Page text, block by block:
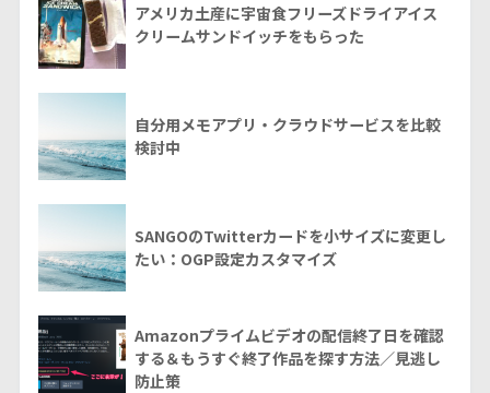
アメリカ土産に宇宙食フリーズドライアイス
クリームサンドイッチをもらった
自分用メモアプリ・クラウドサービスを比較
検討中
SANGOのTwitterカードを小サイズに変更し
たい：OGP設定カスタマイズ
Amazonプライムビデオの配信終了日を確認
する＆もうすぐ終了作品を探す方法／見逃し
防止策